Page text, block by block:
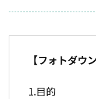
【フォトダウ
目的